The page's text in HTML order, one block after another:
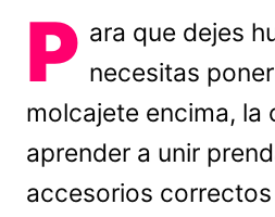
P ara que dejes
necesitas
molcajete encima, la
aprender a unir
accesorios